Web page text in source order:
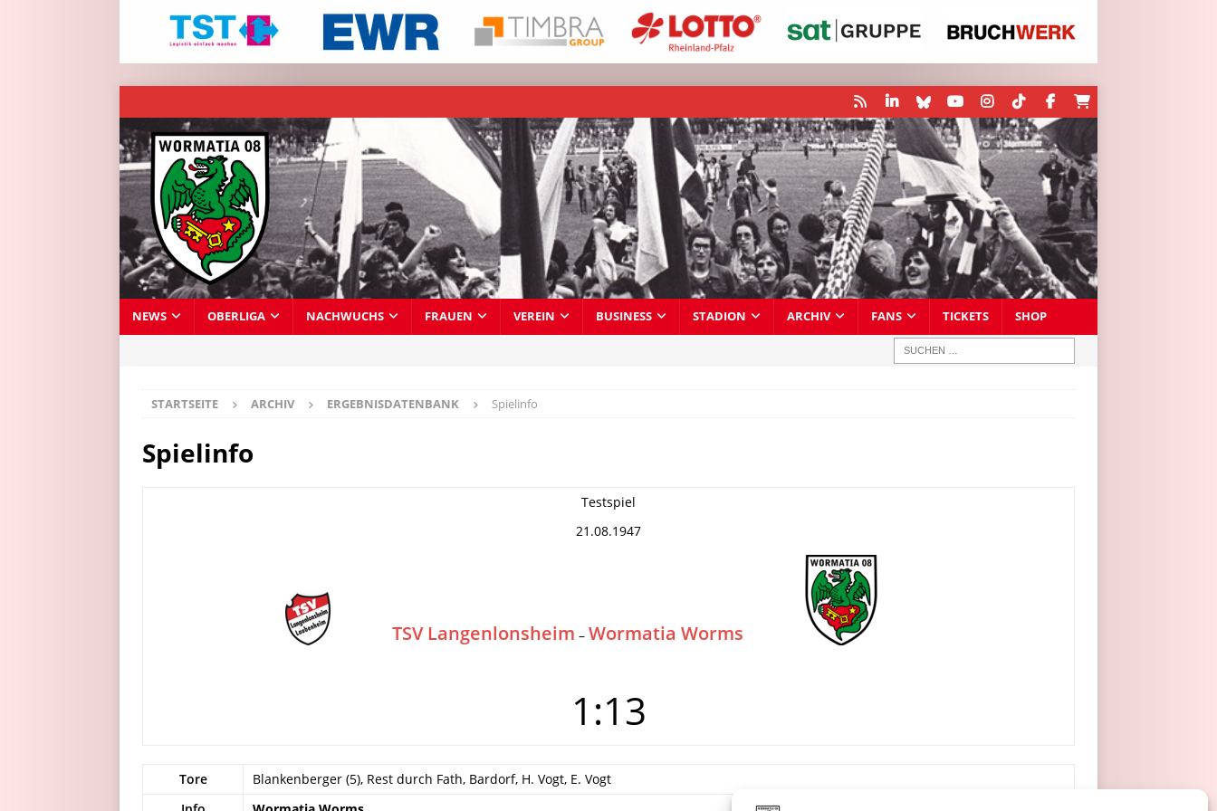
NEWS OBERLIGA NACHWUCHS FRAUEN VEREIN BUSINESS STADION ARCHIV FANS TICKETS SHOP
STARTSEITE ARCHIV ERGEBNISDATENBANK Spielinfo
Spielinfo
Testspiel
21.08.1947
TSV Langenlonsheim – Wormatia Worms
1:13
Tore
Blankenberger (5), Rest durch Fath, Bardorf, H. Vogt, E. Vogt